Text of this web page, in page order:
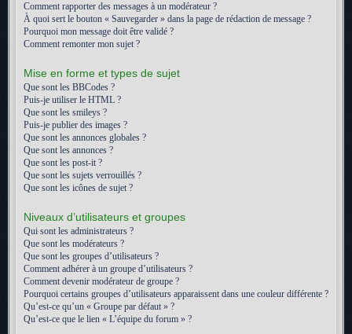
Comment rapporter des messages à un modérateur ?
À quoi sert le bouton « Sauvegarder » dans la page de rédaction de message ?
Pourquoi mon message doit être validé ?
Comment remonter mon sujet ?
Mise en forme et types de sujet
Que sont les BBCodes ?
Puis-je utiliser le HTML ?
Que sont les smileys ?
Puis-je publier des images ?
Que sont les annonces globales ?
Que sont les annonces ?
Que sont les post-it ?
Que sont les sujets verrouillés ?
Que sont les icônes de sujet ?
Niveaux d’utilisateurs et groupes
Qui sont les administrateurs ?
Que sont les modérateurs ?
Que sont les groupes d’utilisateurs ?
Comment adhérer à un groupe d’utilisateurs ?
Comment devenir modérateur de groupe ?
Pourquoi certains groupes d’utilisateurs apparaissent dans une couleur différente ?
Qu’est-ce qu’un « Groupe par défaut » ?
Qu’est-ce que le lien « L’équipe du forum » ?